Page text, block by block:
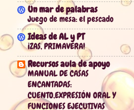
Un mar de palabras
Juego de mesa: el pescado
Ideas de AL y PT
¡ZAS, PRIMAVERA!
Recursos aula de apoyo
MANUAL DE CASAS
ENCANTADAS:
CUENTO,EXPRESIÓN ORAL Y
FUNCIONES EJECUTIVAS